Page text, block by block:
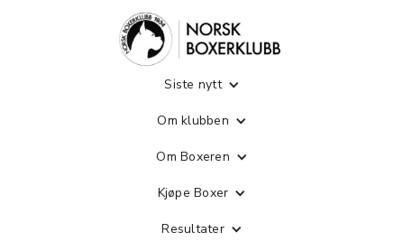
Siste nytt
Om klubben
Om Boxeren
Kjøpe Boxer
Resultater